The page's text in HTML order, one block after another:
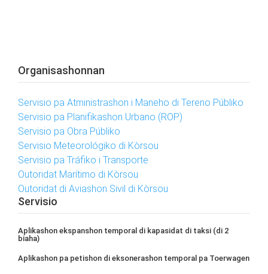
Organisashonnan
Servisio pa Atministrashon i Maneho di Tereno Públiko
Servisio pa Planifikashon Urbano (ROP)
Servisio pa Obra Públiko
Servisio Meteorológiko di Kòrsou
Servisio pa Tráfiko i Transporte
Outoridat Marítimo di Kòrsou
Outoridat di Aviashon Sivil di Kòrsou
Servisio
Aplikashon ekspanshon temporal di kapasidat di taksi (di 2
biaha)
Aplikashon pa petishon di eksonerashon temporal pa Toerwagen